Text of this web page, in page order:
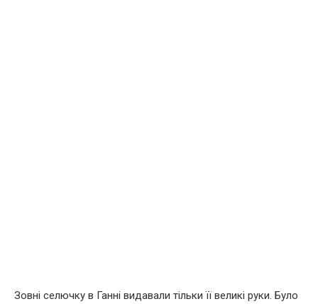
Зовні селючку в Ганні видавали тільки її великі руки. Було